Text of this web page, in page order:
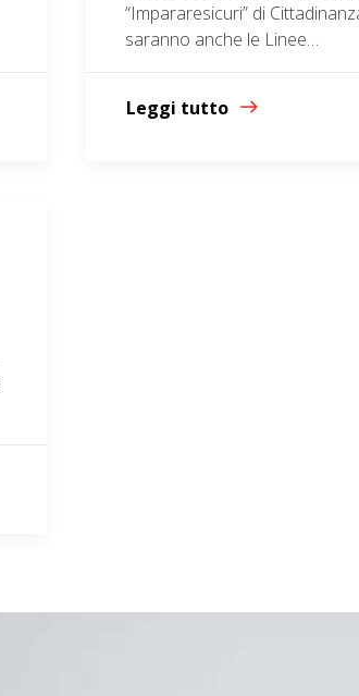
“Impararesicuri” di
saranno anche le Linee…
Leggi tutto